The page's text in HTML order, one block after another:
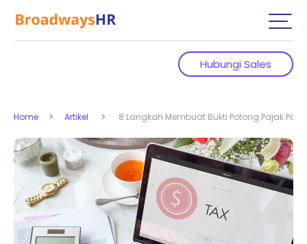
Hubungi Sales
Home Artikel 8 Langkah Membuat Bukti Potong Pajak